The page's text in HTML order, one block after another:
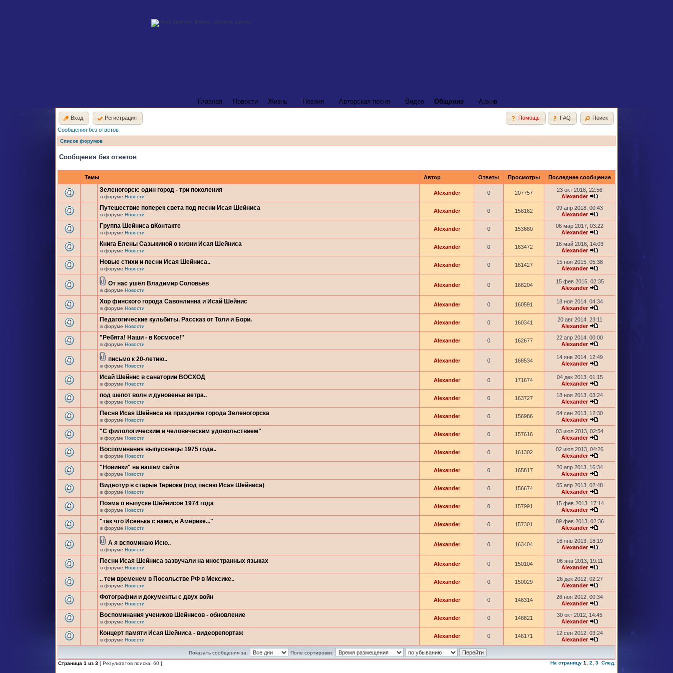
Главная Новости Жизнь Поэзия Авторская песня Видео Общение Архив
Вход Регистрация Помощь FAQ
Поиск
Сообщения без ответов
Список форумов
Сообщения без ответов
Темы Автор Ответы Просмотры Последнее сообщение
Зеленогорск: один город - три поколения
в форуме Новости
Alexander 0 207757
23 окт 2018, 22:56
Alexander
Путешествие поперек света под песни Исая Шейниса
в форуме Новости
Alexander 0 158162
09 апр 2018, 00:43
Alexander
Группа Шейниса вКонтакте
в форуме Новости
Alexander 0 153680
06 мар 2017, 03:22
Alexander
Книга Елены Сазыкиной о жизни Исая Шейниса
в форуме Новости
Alexander 0 163472
16 май 2016, 14:03
Alexander
Новые стихи и песни Исая Шейниса..
в форуме Новости
Alexander 0 161427
15 ноя 2015, 05:38
Alexander
От нас ушёл Владимир Соловьёв
в форуме Новости
Alexander 0 168204
15 фев 2015, 02:35
Alexander
Хор финского города Савонлинна и Исай Шейнис
в форуме Новости
Alexander 0 160591
18 ноя 2014, 04:34
Alexander
Педагогические кульбиты. Рассказ от Толи и Бори.
в форуме Новости
Alexander 0 160341
20 авг 2014, 23:11
Alexander
"Ребята! Наши - в Космосе!"
в форуме Новости
Alexander 0 162677
22 апр 2014, 00:00
Alexander
письмо к 20-летию..
в форуме Новости
Alexander 0 168534
14 янв 2014, 12:49
Alexander
Исай Шейнис в санатории ВОСХОД
в форуме Новости
Alexander 0 171674
04 дек 2013, 01:15
Alexander
под шепот волн и дуновенье ветра..
в форуме Новости
Alexander 0 163727
18 ноя 2013, 03:24
Alexander
Песня Исая Шейниса на празднике города Зеленогорска
в форуме Новости
Alexander 0 156986
04 сен 2013, 12:30
Alexander
"С филологическим и человеческим удовольствием"
в форуме Новости
Alexander 0 157616
03 июл 2013, 02:54
Alexander
Воспоминания выпускницы 1975 года..
в форуме Новости
Alexander 0 161302
02 июл 2013, 04:26
Alexander
"Новинки" на нашем сайте
в форуме Новости
Alexander 0 165817
20 апр 2013, 16:34
Alexander
Видеотур в старые Териоки (под песню Исая Шейниса)
в форуме Новости
Alexander 0 156674
05 апр 2013, 02:48
Alexander
Поэма о выпуске Шейнисов 1974 года
в форуме Новости
Alexander 0 157991
15 фев 2013, 17:14
Alexander
"так что Исенька с нами, в Америке..."
в форуме Новости
Alexander 0 157301
09 фев 2013, 02:36
Alexander
А я вспоминаю Исю..
в форуме Новости
Alexander 0 163404
16 янв 2013, 18:19
Alexander
Песни Исая Шейниса зазвучали на иностранных языках
в форуме Новости
Alexander 0 150104
06 янв 2013, 19:11
Alexander
.. тем временем в Посольстве РФ в Мексике..
в форуме Новости
Alexander 0 150029
26 дек 2012, 02:27
Alexander
Фотографии и документы с двух войн
в форуме Новости
Alexander 0 146314
26 ноя 2012, 00:34
Alexander
Воспоминания учеников Шейнисов - обновление
в форуме Новости
Alexander 0 148821
30 окт 2012, 14:45
Alexander
Концерт памяти Исая Шейниса - видеорепортаж
в форуме Новости
Alexander 0 146171
12 сен 2012, 03:24
Alexander
Показать сообщения за:
Поле сортировки:
Страница 1 из 3 [ Результатов поиска: 60 ] На страницу 1 2 3 След.